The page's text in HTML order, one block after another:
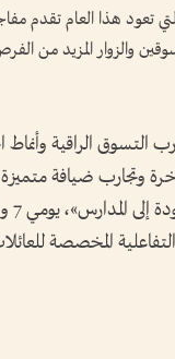
والزوار المزيد من
التسوق الراقية
ضيافة متميزة
المخصصة